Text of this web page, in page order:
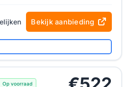
Bekijk aanbieding
Op voorraad